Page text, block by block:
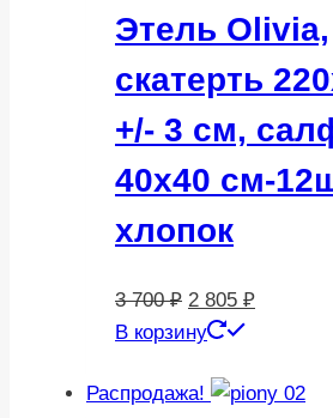
Этель Olivia,
скатерть
+/- 3 см,
40х40 см-
хлопок
3 700₽ Первоначальная
цена
3
2 805 ₽Текущая
805 ₽.
В корзину
Распродажа!